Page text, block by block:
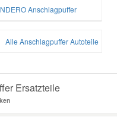
Anschlagpuffer
Alle Anschlagpuffer Autoteile
Ersatzteile